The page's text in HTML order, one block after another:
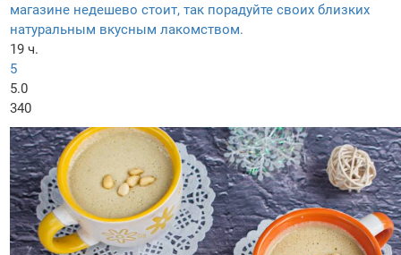
магазине недешево стоит, так порадуйте своих близких
натуральным вкусным лакомством.
19 ч.
5
5.0
340